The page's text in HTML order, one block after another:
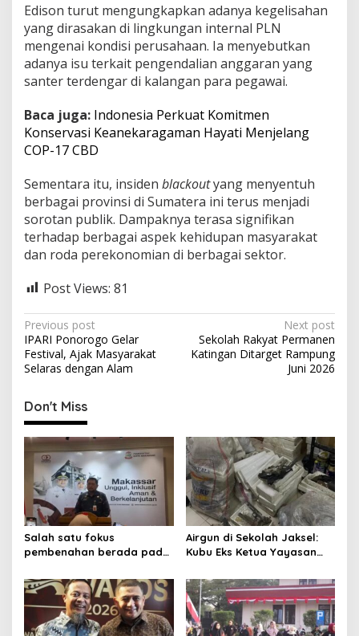
Edison turut mengungkapkan adanya kegelisahan
yang dirasakan di lingkungan internal PLN
mengenai kondisi perusahaan. Ia menyebutkan
adanya isu terkait pengendalian anggaran yang
santer terdengar di kalangan para pegawai.
Baca juga: Indonesia Perkuat Komitmen
Konservasi Keanekaragaman Hayati Menjelang
COP-17 CBD
Sementara itu, insiden blackoutyang menyentuh
berbagai provinsi di Sumatera ini terus menjadi
sorotan publik. Dampaknya terasa signifikan
terhadap berbagai aspek kehidupan masyarakat
dan roda perekonomian di berbagai sektor.
Post Views: 81
P
o
s
t
n
a
v
g
a
t
i
o
n
Previous post
IPARI Ponorogo Gelar
Festival, Ajak Masyarakat
Selaras dengan Alam
Next post
Sekolah Rakyat Permanen
Katingan Ditarget Rampung
Juni 2026
Don't Miss
Salah satu fokus
pembenahan berada pada
dinilai masih memiliki
potensi besar
meningkatkan PAD. “Itu
semua masukan dari Keme
Airgun di Sekolah Jaksel:
Kubu Eks Ketua Yayasan